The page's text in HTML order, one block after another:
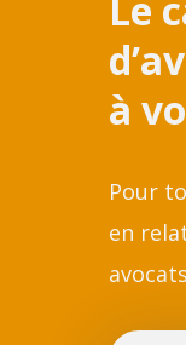
Le
à
Pour
en